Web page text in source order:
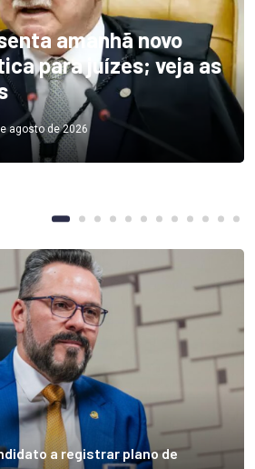
amanhã novo
para juízes; veja as
agosto de 2026
a registrar plano de